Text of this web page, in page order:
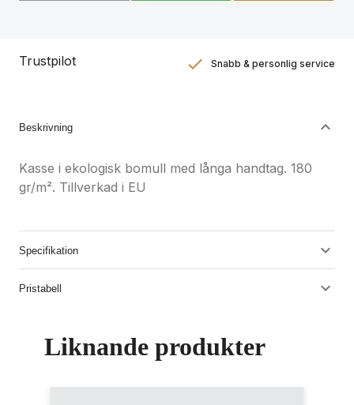
Trustpilot Snabb & personlig service
Beskrivning
Kasse i ekologisk bomull med långa handtag. 180
gr/m². Tillverkad i EU
Specifikation
Pristabell
Liknande produkter